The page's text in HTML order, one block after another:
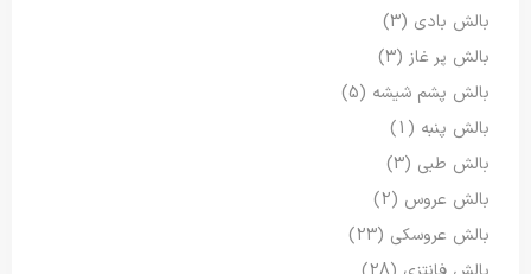
بالش بادی (3)
بالش پر غاز (3)
بالش پشم شیشه (5)
بالش پنبه (1)
بالش طبی (3)
بالش عروس (2)
بالش عروسکی (23)